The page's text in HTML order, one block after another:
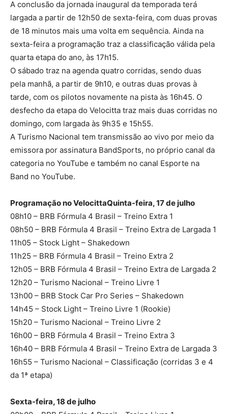
A conclusão da jornada inaugural da temporada terá
largada a partir de 12h50 de sexta-feira, com duas provas
de 18 minutos mais uma volta em sequência. Ainda na
sexta-feira a programação traz a classificação válida pela
quarta etapa do ano, às 17h15.
O sábado traz na agenda quatro corridas, sendo duas
pela manhã, a partir de 9h10, e outras duas provas à
tarde, com os pilotos novamente na pista às 16h45. O
desfecho da etapa do Velocitta traz mais duas corridas no
domingo, com largada às 9h35 e 15h55.
A Turismo Nacional tem transmissão ao vivo por meio da
emissora por assinatura BandSports, no próprio canal da
categoria no YouTube e também no canal Esporte na
Band no YouTube.
Programação no VelocittaQuinta-feira, 17 de julho
08h10 – BRB Fórmula 4 Brasil – Treino Extra 1
08h50 – BRB Fórmula 4 Brasil – Treino Extra de Largada 1
11h05 – Stock Light – Shakedown
11h25 – BRB Fórmula 4 Brasil – Treino Extra 2
12h05 – BRB Fórmula 4 Brasil – Treino Extra de Largada 2
12h20 – Turismo Nacional – Treino Livre 1
13h00 – BRB Stock Car Pro Series – Shakedown
14h45 – Stock Light – Treino Livre 1 (Rookie)
15h20 – Turismo Nacional – Treino Livre 2
16h00 – BRB Fórmula 4 Brasil – Treino Extra 3
16h40 – BRB Fórmula 4 Brasil – Treino Extra de Largada 3
16h55 – Turismo Nacional – Classificação (corridas 3 e 4
da 1ª etapa)
Sexta-feira, 18 de julho